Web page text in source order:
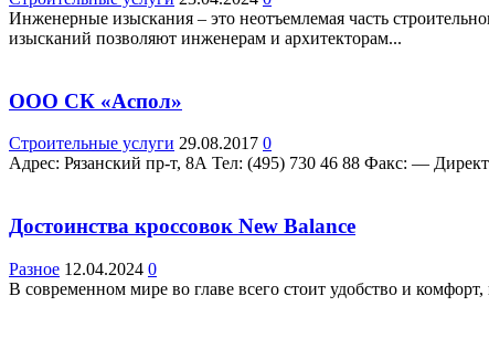
Инженерные изыскания – это неотъемлемая часть
изысканий позволяют инженерам и архитекторам...
ООО СК «Аспол»
Строительные услуги 29.08.2017 0
Адрес: Рязанский пр-т, 8А Teл: (495) 730 46 88 Факс: —
Достоинства кроссовок New Balance
Разное 12.04.2024 0
В современном мире во главе всего стоит удобство и